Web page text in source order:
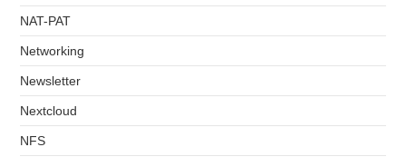
NAT-PAT
Networking
Newsletter
Nextcloud
NFS